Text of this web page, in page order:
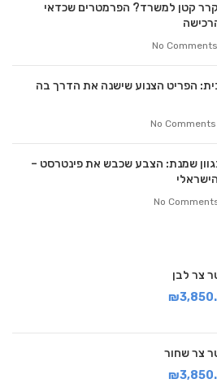
קטן למשרד? הפרמטרים שכדאי
No Comments
הפריט הצנוע שישנה את הדרך בה
No Comments
שמנת: הצבע שכבש את פינטרסט –
No
₪
₪